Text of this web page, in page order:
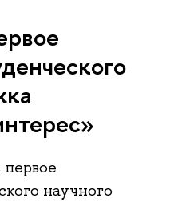
первое
научного